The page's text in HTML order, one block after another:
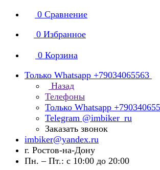
0 Сравнение
0 Избранное
0 Корзина
Только Whatsapp +79034065563
Назад
Телефоны
Только Whatsapp
Telegram @imbiker_ru
Заказать звонок
imbiker@yandex.ru
г. Ростов-на-Дону
Пн. – Пт.: с 10:00 до 20:00